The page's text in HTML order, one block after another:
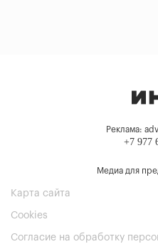
Реклама:
+7 977
Медиа для
Карта сайта
Cookies
Согласие на обработку